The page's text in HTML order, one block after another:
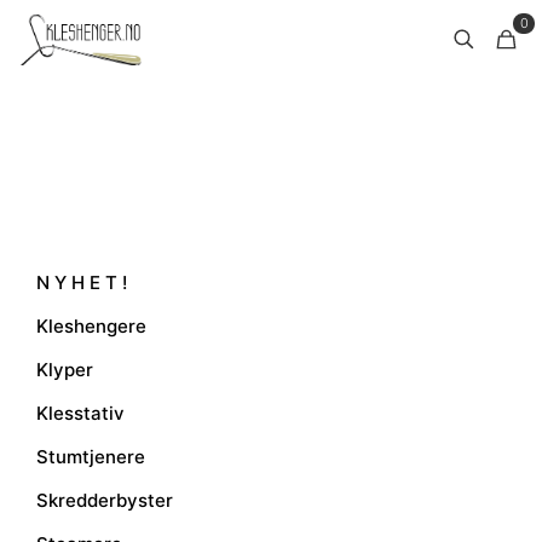
0
N Y H E T !
Kleshengere
Klyper
Klesstativ
Stumtjenere
Skredderbyster